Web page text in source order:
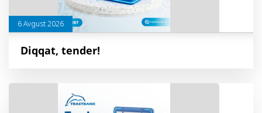
6 Avgust 2026
Diqqat, tender!